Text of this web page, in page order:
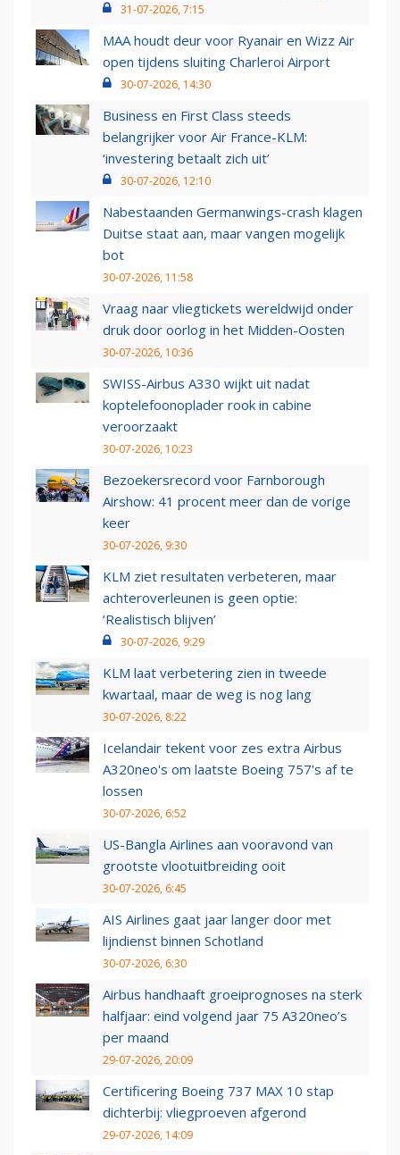
31-07-2026, 7:15
MAA houdt deur voor Ryanair en Wizz Air
open tijdens sluiting Charleroi Airport
30-07-2026, 14:30
Business en First Class steeds
belangrijker voor Air France-KLM:
‘investering betaalt zich uit’
30-07-2026, 12:10
Nabestaanden Germanwings-crash klagen
Duitse staat aan, maar vangen mogelijk
bot
30-07-2026, 11:58
Vraag naar vliegtickets wereldwijd onder
druk door oorlog in het Midden-Oosten
30-07-2026, 10:36
SWISS-Airbus A330 wijkt uit nadat
koptelefoonoplader rook in cabine
veroorzaakt
30-07-2026, 10:23
Bezoekersrecord voor Farnborough
Airshow: 41 procent meer dan de vorige
keer
30-07-2026, 9:30
KLM ziet resultaten verbeteren, maar
achteroverleunen is geen optie:
‘Realistisch blijven’
30-07-2026, 9:29
KLM laat verbetering zien in tweede
kwartaal, maar de weg is nog lang
30-07-2026, 8:22
Icelandair tekent voor zes extra Airbus
A320neo's om laatste Boeing 757's af te
lossen
30-07-2026, 6:52
US-Bangla Airlines aan vooravond van
grootste vlootuitbreiding ooit
30-07-2026, 6:45
AIS Airlines gaat jaar langer door met
lijndienst binnen Schotland
30-07-2026, 6:30
Airbus handhaaft groeiprognoses na sterk
halfjaar: eind volgend jaar 75 A320neo’s
per maand
29-07-2026, 20:09
Certificering Boeing 737 MAX 10 stap
dichterbij: vliegproeven afgerond
29-07-2026, 14:09